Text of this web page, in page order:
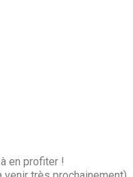
en profiter !